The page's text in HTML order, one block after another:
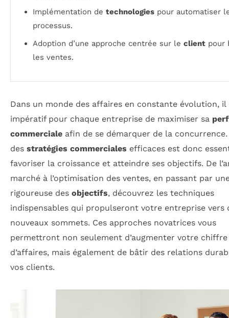
Implémentation de technologies pour automatiser
processus.
Adoption d’une approche centrée sur le client pour
les ventes.
Dans un monde des affaires en constante évolution, il
impératif pour chaque entreprise de maximiser sa
commerciale afin de se démarquer de la
des stratégies commerciales efficaces est donc
favoriser la croissance et atteindre ses objectifs. De
marché à l’optimisation des ventes, en passant par
rigoureuse des objectifs, découvrez les techniques
indispensables qui propulseront votre entreprise vers
nouveaux sommets. Ces approches novatrices vous
permettront non seulement d’augmenter votre chiffre
d’affaires, mais également de bâtir des relations
vos clients.